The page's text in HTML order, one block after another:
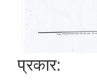
प्रकार: